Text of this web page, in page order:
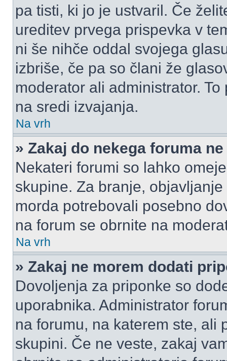
pa tisti, ki jo je ustvaril. Če
ureditev prvega prispevka v
ni še nihče oddal svojega
izbriše, če pa so člani že
moderator ali administrator.
na sredi izvajanja.
Na vrh
» Zakaj do nekega foruma
Nekateri forumi so lahko
skupine. Za branje,
morda potrebovali posebno
na forum se obrnite na
Na vrh
» Zakaj ne morem dodati
Dovoljenja za priponke so
uporabnika. Administrator
na forumu, na katerem ste, ali
skupini. Če ne veste, zakaj